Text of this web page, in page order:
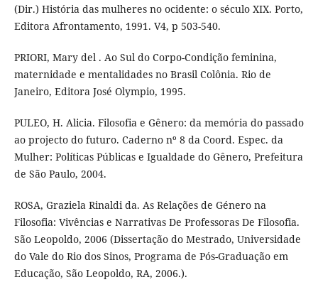
(Dir.) História das mulheres no ocidente: o século XIX. Porto,
Editora Afrontamento, 1991. V4, p 503-540.
PRIORI, Mary del . Ao Sul do Corpo-Condição feminina,
maternidade e mentalidades no Brasil Colônia. Rio de
Janeiro, Editora José Olympio, 1995.
PULEO, H. Alicia. Filosofia e Gênero: da memória do passado
ao projecto do futuro. Caderno nº 8 da Coord. Espec. da
Mulher: Políticas Públicas e Igualdade do Gênero, Prefeitura
de São Paulo, 2004.
ROSA, Graziela Rinaldi da. As Relações de Género na
Filosofia: Vivências e Narrativas De Professoras De Filosofia.
São Leopoldo, 2006 (Dissertação do Mestrado, Universidade
do Vale do Rio dos Sinos, Programa de Pós-Graduação em
Educação, São Leopoldo, RA, 2006.).